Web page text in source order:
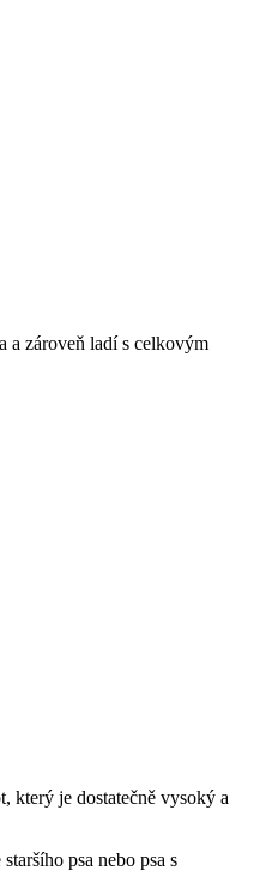
a zároveň ladí s celkovým
který je dostatečně vysoký a
psa nebo psa s